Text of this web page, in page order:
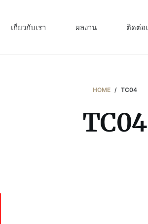
เกี่ยวกับเรา ผลงาน ติดต่อ
HOME / TC04
TC04